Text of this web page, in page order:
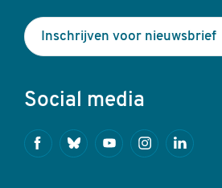
Inschrijven voor nieuwsbrief
Social media
FacebookBlueskyYoutubeInstagramLinkedin